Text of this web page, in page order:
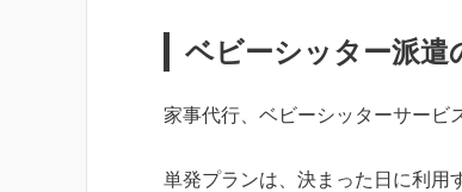
ベビーシッター派遣
家事代行、ベビーシッターサービ
単発プランは、決まった日に利用